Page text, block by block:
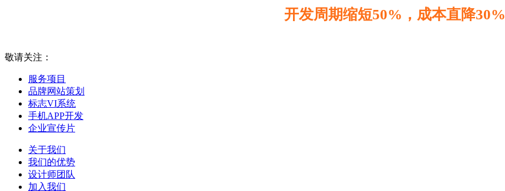
开发周期缩短50%，成本直降30%
敬请关注：
服务项目
品牌网站策划
标志VI系统
手机APP开发
企业宣传片
关于我们
我们的优势
设计师团队
加入我们